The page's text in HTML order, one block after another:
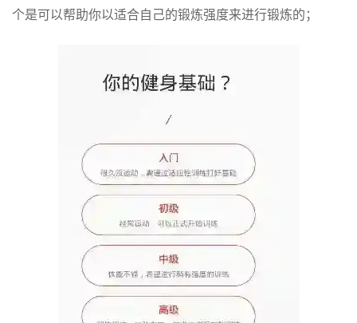
个是可以帮助你以适合自己的锻炼强度来进行锻炼的；